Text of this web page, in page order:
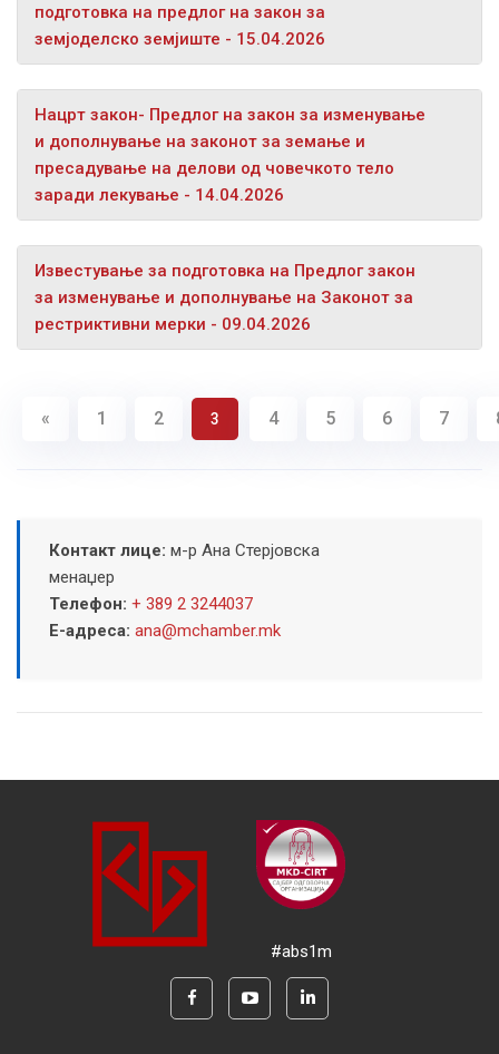
подготовка на предлог на закон за
земјоделско земјиште - 15.04.2026
Нацрт закон- Предлог на закон за изменување
и дополнување на законот за земање и
пресадување на делови од човечкото тело
заради лекување - 14.04.2026
Известување за подготовка на Предлог закон
за изменување и дополнување на Законот за
рестриктивни мерки - 09.04.2026
« 1 2 3 4 5 6 7
Контакт лице: м-р Ана Стерјовска
менаџер
Телефон: + 389 2 3244037
Е-адреса: ana@mchamber.mk
#abs1m